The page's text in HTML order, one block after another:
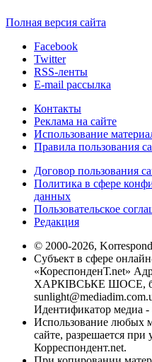
Полная версия сайта
Facebook
Twitter
RSS-ленты
E-mail рассылка
Контакты
Реклама на сайте
Использование
Правила пользования
Договор пользования
Политика в сфере
данных
Пользовательское
Редакция
© 2000-2026,
Субъект в сфере
«КореспонденТ.net»
ХАРКІВСЬКЕ ШОСЕ,
Идентификатор медиа -
Использование любых
сайте, разрешается
Корреспондент.net.